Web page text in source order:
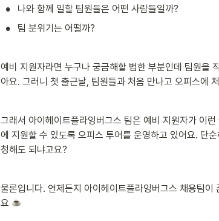
• 나와 함께 일할 팀원들은 어떤 사람들일까?
• 팀 분위기는 어떨까?
예비 지원자라면 누구나 궁금해할 법한 부분인데 팀원을
아요. 그러니 첫 출근날, 팀원들과 처음 만나고 오피스에
그래서 아이헤이트플라잉버그스 팀은 예비 지원자가 이
에 지원할 수 있도록 오피스 투어를 운영하고 있어요. 단
청해도 되냐고요?
물론입니다. 언제든지 아이헤이트플라잉버그스 채용팀이
요